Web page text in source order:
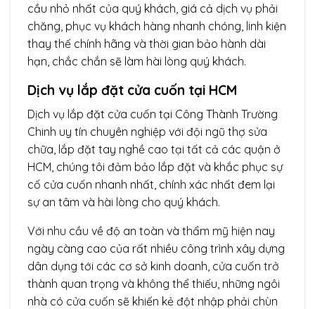
cầu nhỏ nhất của quý khách, giá cả dịch vụ phải
chăng, phục vụ khách hàng nhanh chóng, linh kiện
thay thế chính hãng và thời gian bảo hành dài
hạn, chắc chắn sẽ làm hài lòng quý khách.
Dịch vụ lắp đặt cửa cuốn tại HCM
Dịch vụ lắp đặt cửa cuốn tại Công Thành Trường
Chinh uy tín chuyên nghiệp với đội ngũ thợ sửa
chữa, lắp đặt tay nghề cao tại tất cả các quận ở
HCM, chúng tôi đảm bảo lắp đặt và khắc phục sự
cố cửa cuốn nhanh nhất, chính xác nhất đem lại
sự an tâm và hài lòng cho quý khách.
Với nhu cầu về độ an toàn và thẩm mỹ hiện nay
ngày càng cao của rất nhiều công trình xây dựng
dân dụng tới các cơ sở kinh doanh, cửa cuốn trở
thành quan trọng và không thể thiếu, những ngôi
nhà có cửa cuốn sẽ khiến kẻ đột nhập phải chùn